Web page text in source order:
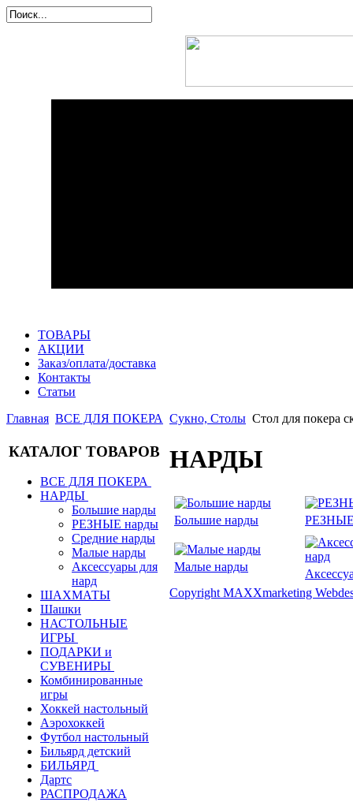
ТОВАРЫ
АКЦИИ
Заказ/оплата/доставка
Контакты
Статьи
Главная ВСЕ ДЛЯ ПОКЕРА Сукно, Столы Стол для покера
КАТАЛОГ ТОВАРОВ
ВСЕ ДЛЯ ПОКЕРА
НАРДЫ
Большие нарды
РЕЗНЫЕ нарды
Средние нарды
Малые нарды
Аксессуары для
нард
ШАХМАТЫ
Шашки
НАСТОЛЬНЫЕ
ИГРЫ
ПОДАРКИ и
СУВЕНИРЫ
Комбинированные
игры
Хоккей настольный
Аэрохоккей
Футбол настольный
Бильярд детский
БИЛЬЯРД
Дартс
РАСПРОДАЖА
НАРДЫ
Большие нарды
Малые нарды
Copyright MAXXmarketing